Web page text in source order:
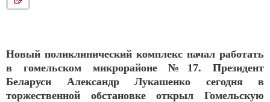
Новый поликлинический комплекс начал работать
в гомельском микрорайоне №17. Президент
Беларуси Александр Лукашенко сегодня в
торжественной обстановке открыл Гомельскую